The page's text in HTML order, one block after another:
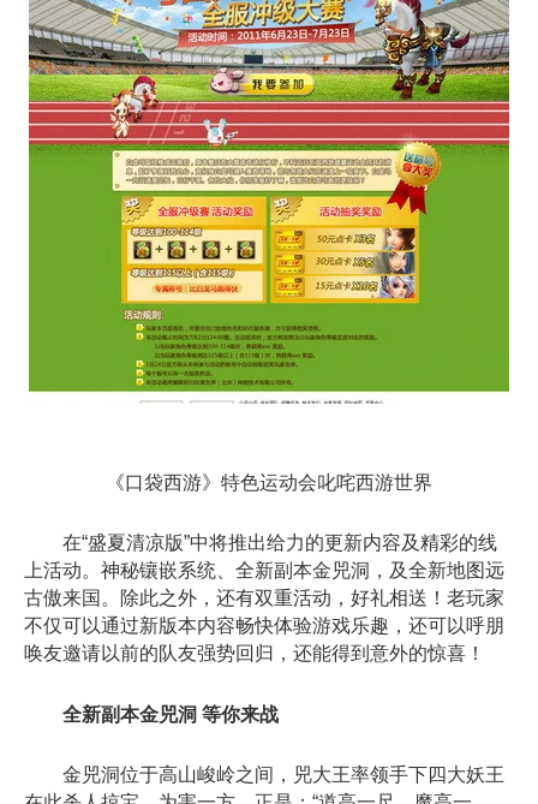
《口袋西游》特色运动会叱咤西游世界
在“盛夏清凉版”中将推出给力的更新内容及精彩的线
上活动。神秘镶嵌系统、全新副本金兕洞，及全新地图远
古傲来国。除此之外，还有双重活动，好礼相送！老玩家
不仅可以通过新版本内容畅快体验游戏乐趣，还可以呼朋
唤友邀请以前的队友强势回归，还能得到意外的惊喜！
全新副本金兕洞 等你来战
金兕洞位于高山峻岭之间，兕大王率领手下四大妖王